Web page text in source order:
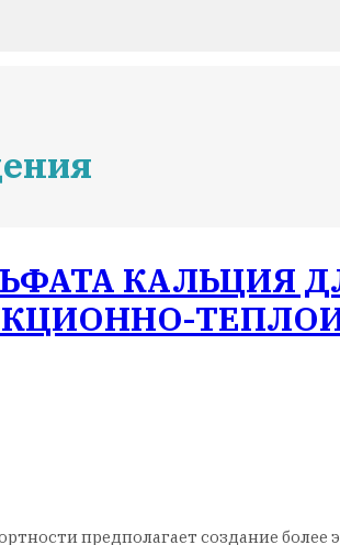
КАЛЬЦИЯ
предполагает создание